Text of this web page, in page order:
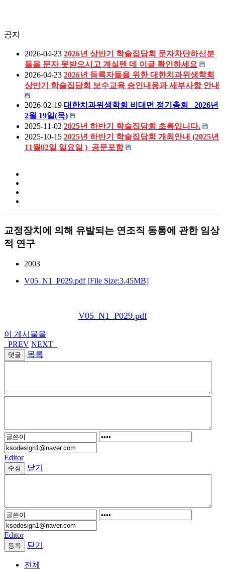
공지
2026-04-23 2026년 상반기 학술집담회 문자차단하신분
들을 문자 못받으시고 계실텐 데 이글 확인하세요
2026-04-23 2026년 등록자들을 위한 대한치과위생학회
상반기 학술집담회 보수교육 승인내용과 세부사항 안내
2026-02-19 대한치과위생학회 비대면 정기총회_ 2026년
2월 19일(목)
2025-11-02 2025년 하반기 학술집담회 초록입니다.
2025-10-15 2025년 하반기 학술집담회 개최안내 (2025년
11월02일 일요일 )_공문포함
교정장치에 의해 유발되는 연조직 동통에 관한 임상
적 연구
2003
V05_N1_P029.pdf [File Size:3.45MB]
V05_N1_P029.pdf
이 게시물을
PREV NEXT
댓글 목록
Editor
닫기
Editor
닫기
전체